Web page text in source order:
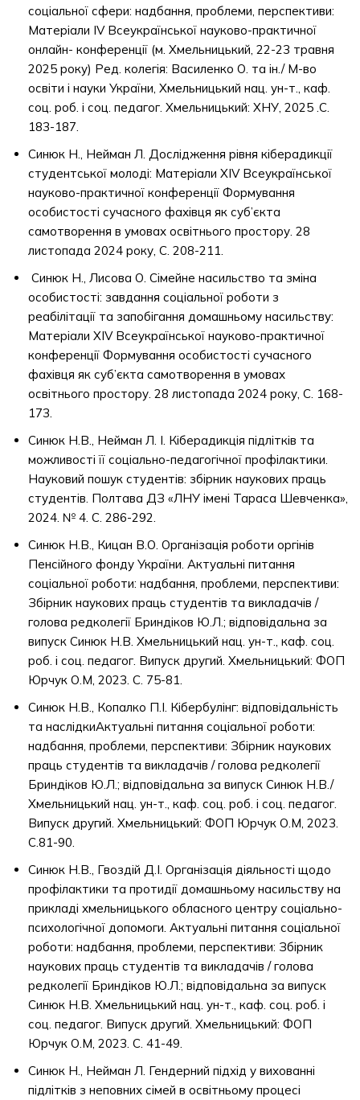
соціальної сфери: надбання, проблеми, перспективи:
Матеріали IV Всеукраїнської науково-практичної
онлайн- конференції (м. Хмельницький, 22-23 травня
2025 року) Ред. колегія: Василенко О. та ін./ М-во
освіти і науки України, Хмельницький нац. ун-т., каф.
соц. роб. і соц. педагог. Хмельницький: ХНУ, 2025 .С.
183-187.
Синюк Н., Нейман Л. Дослідження рівня кіберадикції
студентської молоді: Матеріали XIV Всеукраїнської
науково-практичної конференції Формування
особистості сучасного фахівця як суб’єкта
самотворення в умовах освітнього простору. 28
листопада 2024 року, С. 208-211.
Синюк Н., Лисова О. Сімейне насильство та зміна
особистості: завдання соціальної роботи з
реабілітації та запобігання домашньому насильству:
Матеріали XIV Всеукраїнської науково-практичної
конференції Формування особистості сучасного
фахівця як суб’єкта самотворення в умовах
освітнього простору. 28 листопада 2024 року, С. 168-
173.
Синюк Н.В., Нейман Л. І. Кіберадикція підлітків та
можливості її соціально-педагогічної профілактики.
Науковий пошук студентів: збірник наукових праць
студентів. Полтава ДЗ «ЛНУ імені Тараса Шевченка»,
2024. № 4. С. 286-292.
Синюк Н.В., Кицан В.О. Організація роботи оргінів
Пенсійного фонду України. Актуальні питання
соціальної роботи: надбання, проблеми, перспективи:
Збірник наукових праць студентів та викладачів /
голова редколегії Бриндіков Ю.Л.; відповідальна за
випуск Синюк Н.В. Хмельницький нац. ун-т., каф. соц.
роб. і соц. педагог. Випуск другий. Хмельницький: ФОП
Юрчук О.М, 2023. С. 75-81.
Синюк Н.В., Копалко П.І. Кібербулінг: відповідальність
та наслідкиАктуальні питання соціальної роботи:
надбання, проблеми, перспективи: Збірник наукових
праць студентів та викладачів / голова редколегії
Бриндіков Ю.Л.; відповідальна за випуск Синюк Н.В./
Хмельницький нац. ун-т., каф. соц. роб. і соц. педагог.
Випуск другий. Хмельницький: ФОП Юрчук О.М, 2023.
С.81-90.
Синюк Н.В., Гвоздій Д.І. Організація діяльності щодо
профілактики та протидії домашньому насильству на
прикладі хмельницького обласного центру соціально-
психологічної допомоги. Актуальні питання соціальної
роботи: надбання, проблеми, перспективи: Збірник
наукових праць студентів та викладачів / голова
редколегії Бриндіков Ю.Л.; відповідальна за випуск
Синюк Н.В. Хмельницький нац. ун-т., каф. соц. роб. і
соц. педагог. Випуск другий. Хмельницький: ФОП
Юрчук О.М, 2023. С. 41-49.
Синюк Н., Нейман Л. Гендерний підхід у вихованні
підлітків з неповних сімей в освітньому процесі